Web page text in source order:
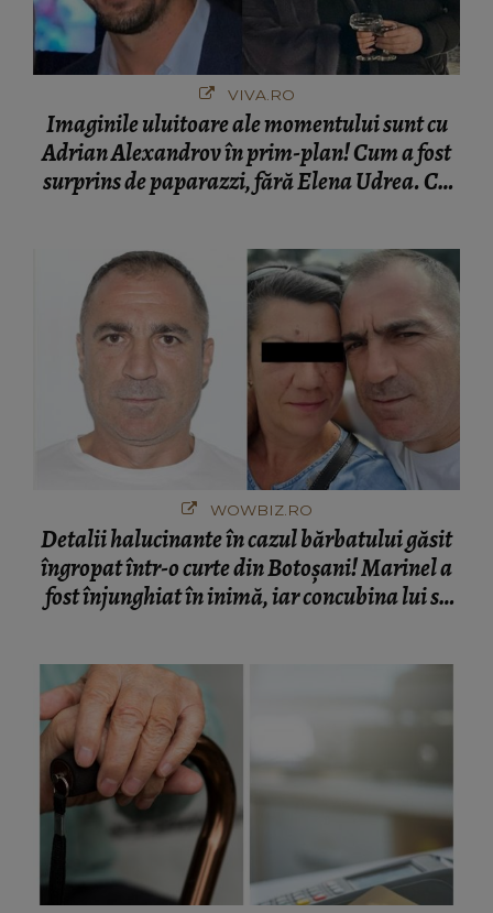
VIVA.RO
Imaginile uluitoare ale momentului sunt cu
Adrian Alexandrov în prim-plan! Cum a fost
surprins de paparazzi, fără Elena Udrea. Cu
WOWBIZ.RO
Detalii halucinante în cazul bărbatului găsit
îngropat într-o curte din Botoșani! Marinel a
fost înjunghiat în inimă, iar concubina lui se